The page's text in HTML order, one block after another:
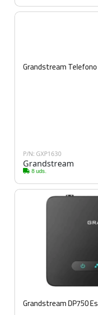
Grandstream Telefono
P/N: GXP1630
Grandstream
8 uds.
Grandstream DP750